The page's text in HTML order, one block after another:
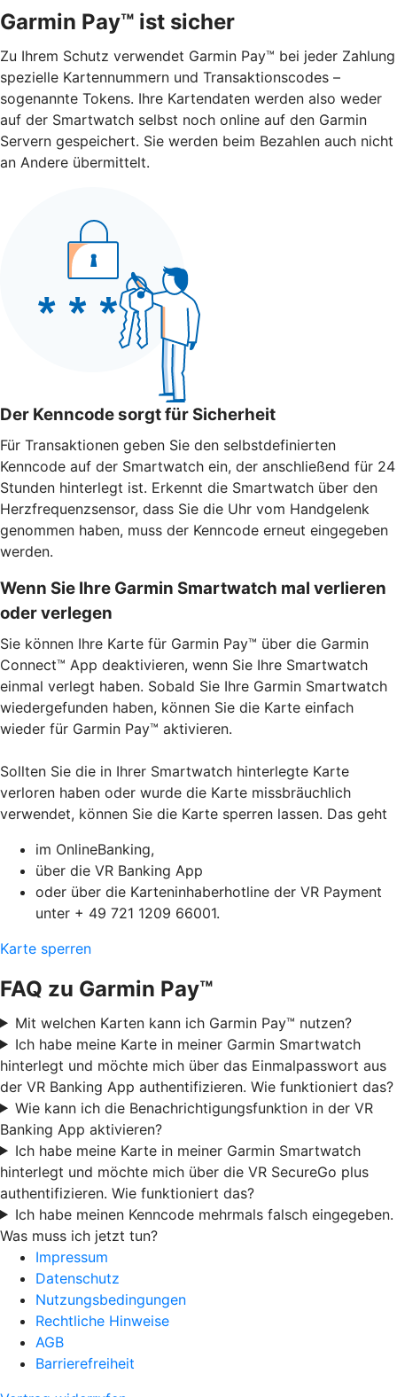
Garmin Pay™ ist sicher
Zu Ihrem Schutz verwendet Garmin Pay™ bei jeder Zahlung
spezielle Kartennummern und Transaktionscodes –
sogenannte Tokens. Ihre Kartendaten werden also weder
auf der Smartwatch selbst noch online auf den Garmin
Servern gespeichert. Sie werden beim Bezahlen auch nicht
an Andere übermittelt.
Der Kenncode sorgt für Sicherheit
Für Transaktionen geben Sie den selbstdefinierten
Kenncode auf der Smartwatch ein, der anschließend für 24
Stunden hinterlegt ist. Erkennt die Smartwatch über den
Herzfrequenzsensor, dass Sie die Uhr vom Handgelenk
genommen haben, muss der Kenncode erneut eingegeben
werden.
Wenn Sie Ihre Garmin Smartwatch mal verlieren
oder verlegen
Sie können Ihre Karte für Garmin Pay™ über die Garmin
Connect™ App deaktivieren, wenn Sie Ihre Smartwatch
einmal verlegt haben. Sobald Sie Ihre Garmin Smartwatch
wiedergefunden haben, können Sie die Karte einfach
wieder für Garmin Pay™ aktivieren.
Sollten Sie die in Ihrer Smartwatch hinterlegte Karte
verloren haben oder wurde die Karte missbräuchlich
verwendet, können Sie die Karte sperren lassen. Das geht
im OnlineBanking,
über die VR Banking App
oder über die Karteninhaberhotline der VR Payment
unter + 49 721 1209 66001.
Karte sperren
FAQ zu Garmin Pay™
Mit welchen Karten kann ich Garmin Pay™ nutzen?
Ich habe meine Karte in meiner Garmin Smartwatch
hinterlegt und möchte mich über das Einmalpasswort aus
der VR Banking App authentifizieren. Wie funktioniert das?
Wie kann ich die Benachrichtigungsfunktion in der VR
Banking App aktivieren?
Ich habe meine Karte in meiner Garmin Smartwatch
hinterlegt und möchte mich über die VR SecureGo plus
authentifizieren. Wie funktioniert das?
Ich habe meinen Kenncode mehrmals falsch eingegeben.
Was muss ich jetzt tun?
Impressum
Datenschutz
Nutzungsbedingungen
Rechtliche Hinweise
AGB
Barrierefreiheit